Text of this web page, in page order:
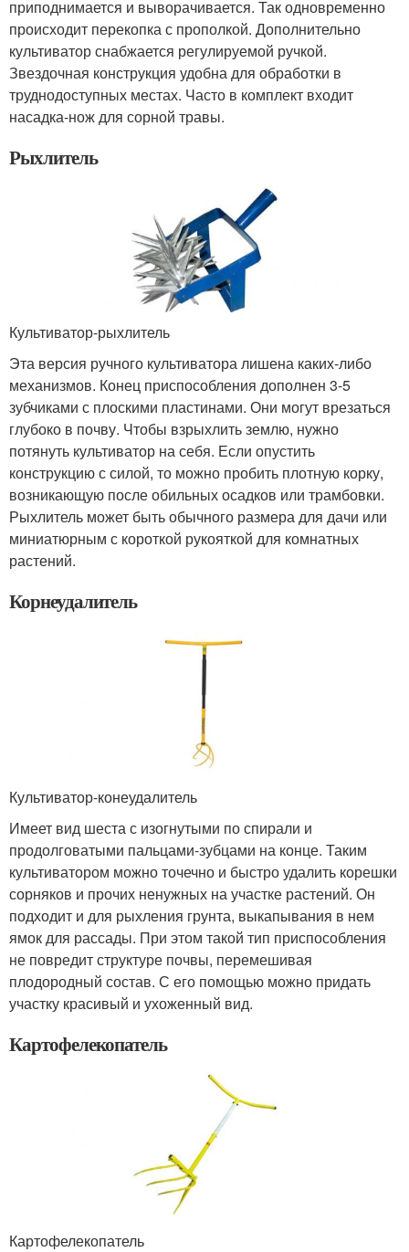
приподнимается и выворачивается. Так одновременно
происходит перекопка с прополкой. Дополнительно
культиватор снабжается регулируемой ручкой.
Звездочная конструкция удобна для обработки в
труднодоступных местах. Часто в комплект входит
насадка-нож для сорной травы.
Рыхлитель
Культиватор-рыхлитель
Эта версия ручного культиватора лишена каких-либо
механизмов. Конец приспособления дополнен 3-5
зубчиками с плоскими пластинами. Они могут врезаться
глубоко в почву. Чтобы взрыхлить землю, нужно
потянуть культиватор на себя. Если опустить
конструкцию с силой, то можно пробить плотную корку,
возникающую после обильных осадков или трамбовки.
Рыхлитель может быть обычного размера для дачи или
миниатюрным с короткой рукояткой для комнатных
растений.
Корнеудалитель
Культиватор-конеудалитель
Имеет вид шеста с изогнутыми по спирали и
продолговатыми пальцами-зубцами на конце. Таким
культиватором можно точечно и быстро удалить корешки
сорняков и прочих ненужных на участке растений. Он
подходит и для рыхления грунта, выкапывания в нем
ямок для рассады. При этом такой тип приспособления
не повредит структуре почвы, перемешивая
плодородный состав. С его помощью можно придать
участку красивый и ухоженный вид.
Картофелекопатель
Картофелекопатель